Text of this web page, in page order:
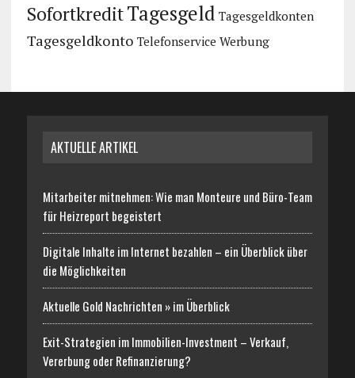
SofortkreditTagesgeld Tagesgeldkonten
Tagesgeldkonto Telefonservice Werbung
AKTUELLE ARTIKEL
Mitarbeiter mitnehmen: Wie man Monteure und Büro-Team
für Heizreport begeistert
Digitale Inhalte im Internet bezahlen – ein Überblick über
die Möglichkeiten
Aktuelle Gold Nachrichten » im Überblick
Exit-Strategien im Immobilien-Investment – Verkauf,
Vererbung oder Refinanzierung?